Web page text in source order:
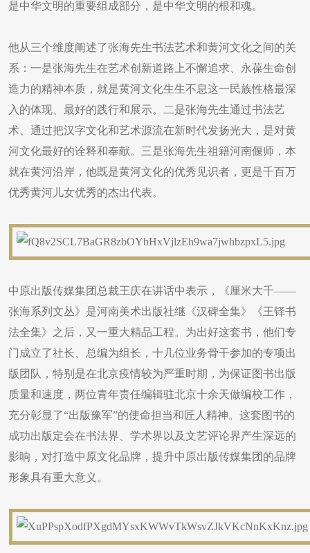
是中华文明的重要组成部分，是中华文明的根和魂。
他从三个维度阐述了张海先生书法艺术和黄河文化之间的关
系：一是张海先生在艺术创新道路上不懈追求、永葆生命创
造力的精神本质，就是黄河文化生生不息这一民族性格最深
入的体现、最好的践行和展示。二是张海先生通过书法艺
术、通过把汉字文化和艺术源流在新时代发扬光大，是对黄
河文化最好的诠释和奉献。三是张海先生祖籍河南偃师，本
就在黄河沿岸，他既是黄河文化的优秀见识者，更是千百万
优秀黄河儿女优秀的杰出代表。
中原出版传媒集团总裁王庆在讲话中表示，《厘米大千——
张海系列文丛》是河南美术出版社继《汉碑全集》《王铎书
法全集》之后，又一重大精品工程。为出好这套书，他们专
门成立了社长、总编为组长，十几位业务骨干参加的专项出
版团队，特别是在北京疫情较为严重时期，为保证图书出版
质量和速度，两位青年责任编辑驻北京十余天做编校工作，
充分彰显了“出版豫军”的使命担当和匠人精神。这套图书的
成功出版定会在书法界、学术界以及文艺评论界产生深远的
影响，对打造中原文化品牌，提升中原出版传媒集团的品牌
形象具有重大意义。